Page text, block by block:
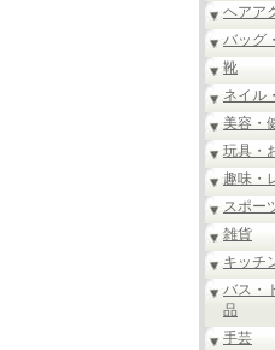
ヘアア
バッグ
靴
ネイル
美容・
玩具・
趣味・
スポー
雑貨
キッチ
バス・
品
手芸